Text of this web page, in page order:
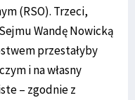
(RSO). Trzeci,
Wandę Nowicką
przestałyby
i na własny
– zgodnie z